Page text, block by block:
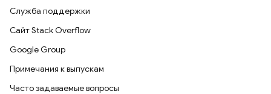
Служба поддержки
Сайт Stack Overflow
Google Group
Примечания к выпускам
Часто задаваемые вопросы